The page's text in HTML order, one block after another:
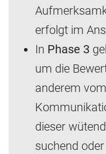
erfolgt im
In Phase 3
um die
anderem
dieser
suchend